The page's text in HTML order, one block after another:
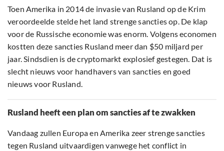
Toen Amerika in 2014 de invasie van Rusland op de Krim
veroordeelde stelde het land strenge sancties op. De klap
voor de Russische economie was enorm. Volgens economen
kostten deze sancties Rusland meer dan $50 miljard per
jaar. Sindsdien is de cryptomarkt explosief gestegen. Dat is
slecht nieuws voor handhavers van sancties en goed
nieuws voor Rusland.
Rusland heeft een plan om sancties af te zwakken
Vandaag zullen Europa en Amerika zeer strenge sancties
tegen Rusland uitvaardigen vanwege het conflict in